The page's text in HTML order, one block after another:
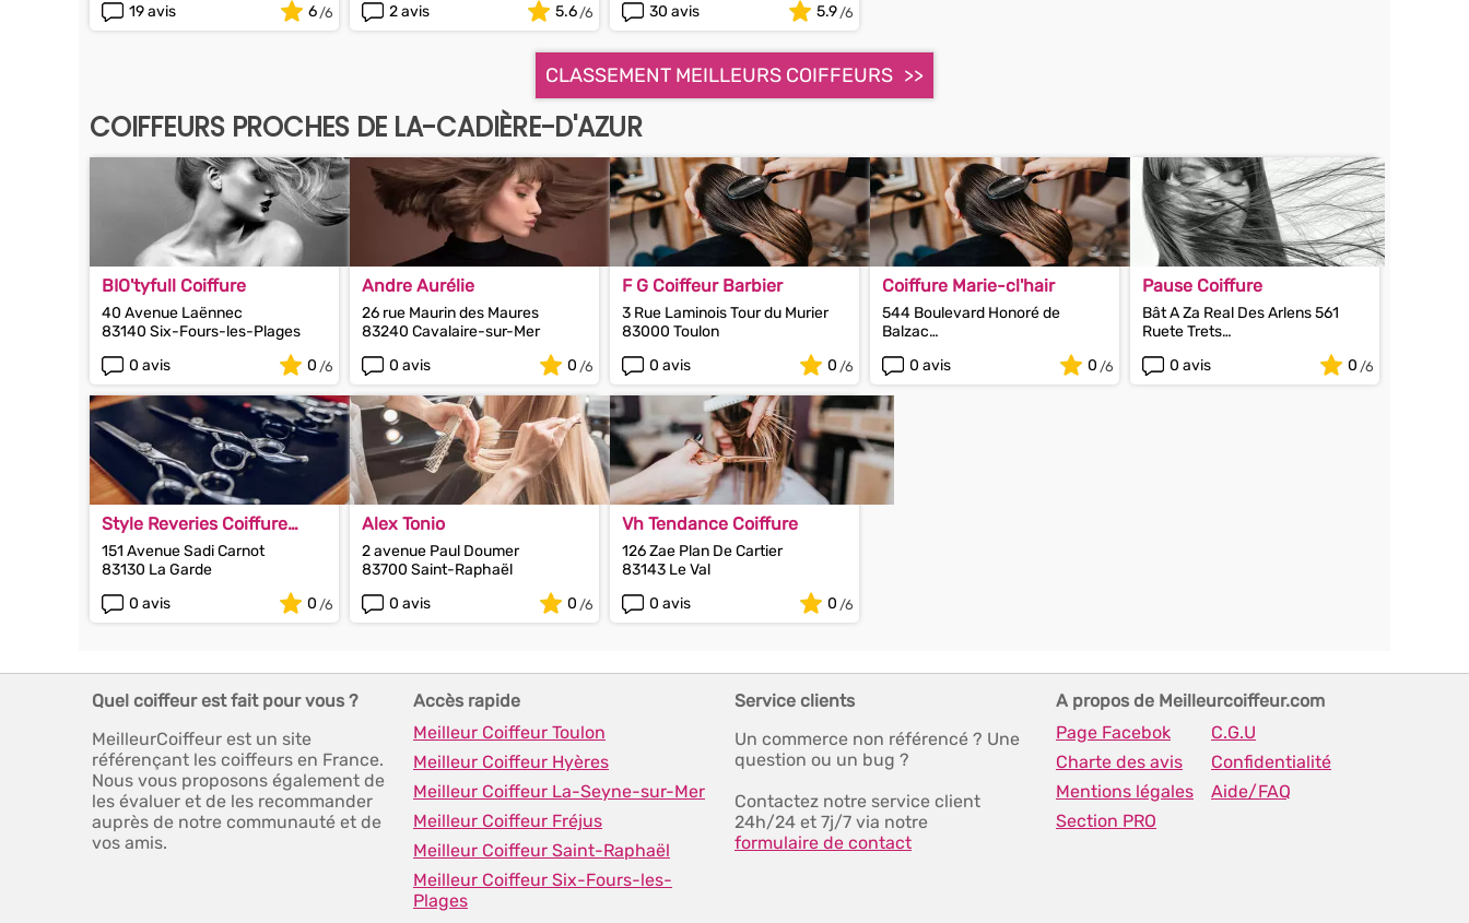
19 avis
6
2 avis
5.6
30 avis
5.9
CLASSEMENT MEILLEURS COIFFEURS
COIFFEURS PROCHES DE LA-CADIÈRE-D'AZUR
BIO'tyfull Coiffure
40 Avenue Laënnec
83140 Six-Fours-les-Plages
0 avis
0
Andre Aurélie
26 rue Maurin des Maures
83240 Cavalaire-sur-Mer
0 avis
0
F G Coiffeur Barbier
3 Rue Laminois Tour du Murier
83000 Toulon
0 avis
0
Coiffure Marie-cl'hair
544 Boulevard Honoré de
Balzac
0 avis 0
Pause Coiffure
Bât A Za Real Des Arlens 561
Ruete Trets
0 avis 0
Style Reveries Coiffure
(sarl)
151 Avenue Sadi Carnot
83130 La Garde
0 avis
0
Alex Tonio
2 avenue Paul Doumer
83700 Saint-Raphaël
0 avis
0
Vh Tendance Coiffure
126 Zae Plan De Cartier
83143 Le Val
0 avis
0
Quel coiffeur est fait pour vous ?
MeilleurCoiffeur est un site
référençant les coiffeurs en France.
Nous vous proposons également de
les évaluer et de les recommander
auprès de notre communauté et de
vos amis.
Accès rapide
Meilleur Coiffeur Toulon
Meilleur Coiffeur Hyères
Meilleur Coiffeur La-Seyne-sur-Mer
Meilleur Coiffeur Fréjus
Meilleur Coiffeur Saint-Raphaël
Meilleur Coiffeur Six-Fours-les-
Plages
Service clients
Un commerce non référencé ? Une
question ou un bug ?
Contactez notre service client
24h/24 et 7j/7 via notre
formulaire de contact
A propos de Meilleurcoiffeur.com
Page Facebok
C.G.U
Charte des avis
Confidentialité
Mentions légales
Aide/FAQ
Section PRO